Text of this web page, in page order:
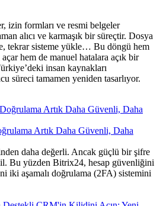
izin formları ve resmi belgeler
alıcı ve karmaşık bir süreçtir. Dosya
tekrar sisteme yükle… Bu döngü hem
hem de manuel hatalara açık bir
insan kaynakları
süreci tamamen yeniden tasarlıyor.
Artık Daha Güvenli, Daha
daha değerli. Ancak güçlü bir şifre
Bu yüzden Bitrix24, hesap güvenliğini
iki aşamalı doğrulama (2FA) sistemini